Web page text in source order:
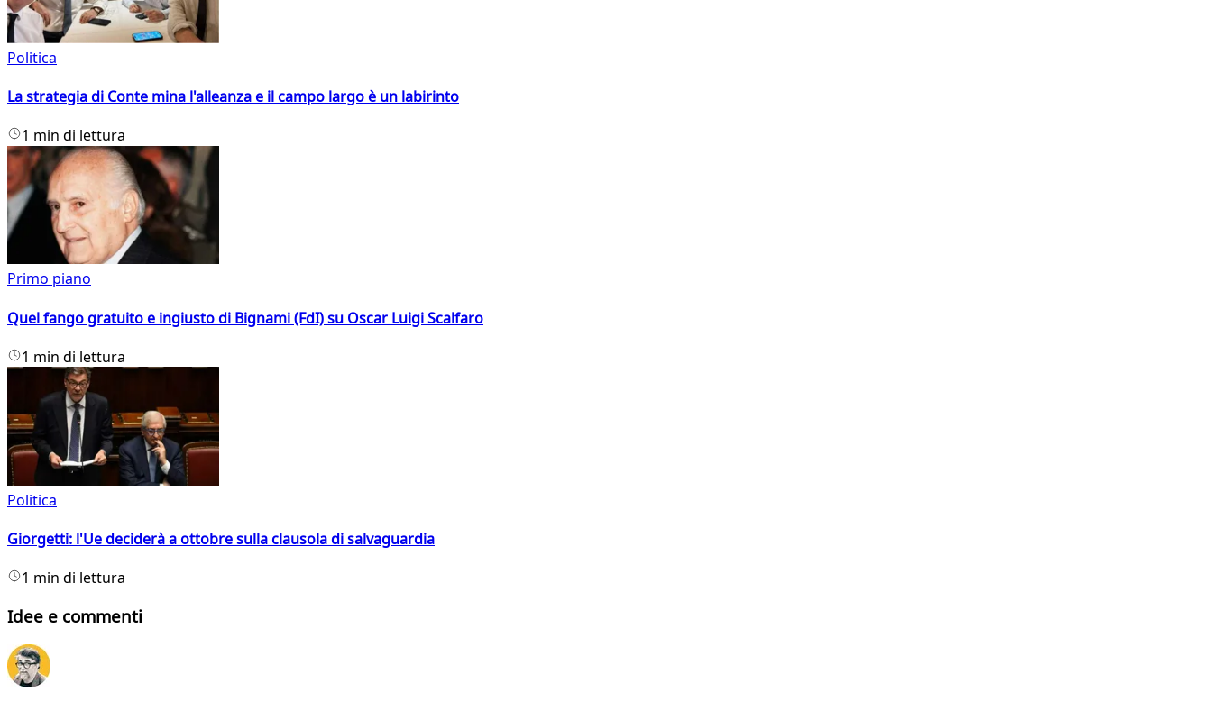
Politica
La strategia di Conte mina l'alleanza e il campo largo è un labirinto
1 min di lettura
Primo piano
Quel fango gratuito e ingiusto di Bignami (FdI) su Oscar Luigi Scalfaro
1 min di lettura
Politica
Giorgetti: l'Ue deciderà a ottobre sulla clausola di salvaguardia
1 min di lettura
Idee e commenti